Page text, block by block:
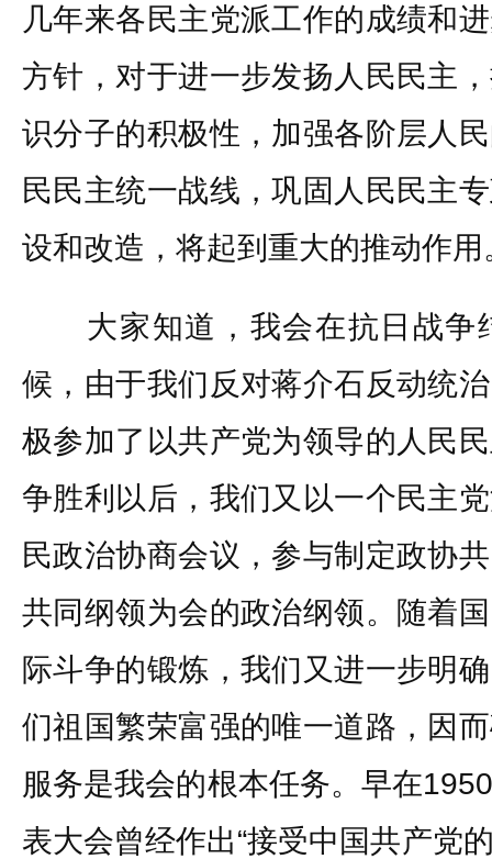
几年来各民主党派工作的成绩和
方针，对于进一步发扬人民民主
识分子的积极性，加强各阶层人
民民主统一战线，巩固人民民主
设和改造，将起到重大的推动作用
大家知道，我会在抗日战争
候，由于我们反对蒋介石反动统
极参加了以共产党为领导的人民
争胜利以后，我们又以一个民主
民政治协商会议，参与制定政协
共同纲领为会的政治纲领。随着
际斗争的锻炼，我们又进一步明
们祖国繁荣富强的唯一道路，因
服务是我会的根本任务。早在
表大会曾经作出“接受中国共产党